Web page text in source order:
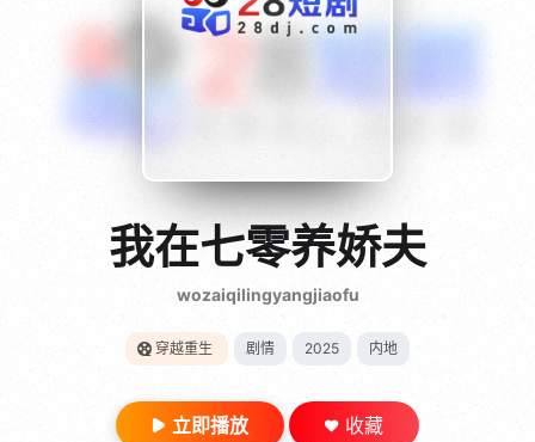
{if condition="$obj.vod_points
gt 0"}
28短剧
我在七零养娇夫
wozaiqilingyangjiaofu
穿越重生 剧情 2025 内地
立即播放 收藏